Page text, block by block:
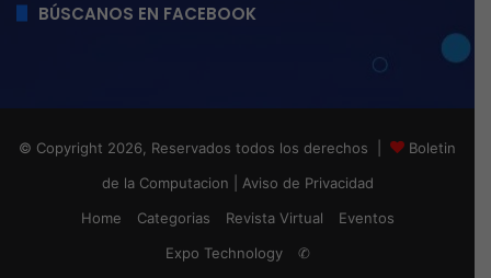
BÚSCANOS EN FACEBOOK
© Copyright 2026, Reservados todos los derechos |
Boletin
de la Computacion
Aviso de Privacidad
Home
Categorias Revista Virtual
Eventos
Expo Technology
✆